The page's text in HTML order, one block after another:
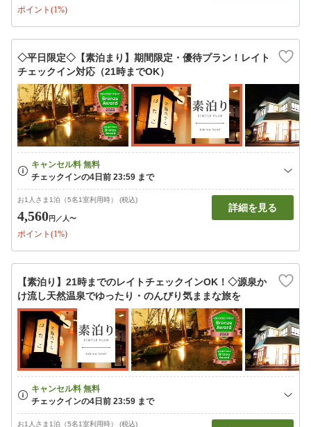
ポイント(1%)
◇平日限定◇【素泊まり】期間限定・優待プラン！レイト
チェックイン対応（21時までOK）
お1人さま1泊（5名1室利用時） (税込)
4,560円 ／人〜
ポイント(1%)
詳細を見る
【素泊り】21時までのレイトチェックインOK！◇源泉か
け流し天然温泉でゆったり・のんびり気ままな旅を
お1人さま1泊（5名1室利用時） (税込)